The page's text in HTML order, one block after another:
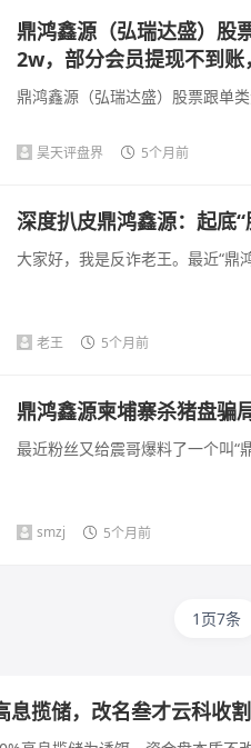
鼎鸿鑫源（弘瑞达盛）股
2w，部分会员提现不到账
鼎鸿鑫源（弘瑞达盛）股票跟单
昊天评盘界 5个月前
深度扒皮鼎鸿鑫源：起底
大家好，我是反诈老王。最近“鼎
老王 5个月前
鼎鸿鑫源柬埔寨杀猪盘骗
最近粉丝又给震哥爆料了一个叫“
smzj 5个月前
1页7条
息揽储，改名叁才云科收